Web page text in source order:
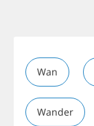
Wan
Wander